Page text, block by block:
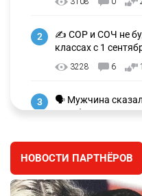
2
✍️ СОР и СОЧ не
классах с 1
3228 6
3
🗣 Мужчина сказал
заработал
🐏 Скота больше,
Казахстане
баранину и конину
НОВОСТИ ПАРТНЁРОВ